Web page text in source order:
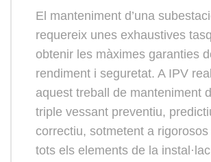
El manteniment d’una
requereix unes exhaustives
obtenir les màximes garanties
rendiment i seguretat. A IPV
aquest treball de manteniment
triple vessant preventiu,
correctiu, sotmetent a
tots els elements de la